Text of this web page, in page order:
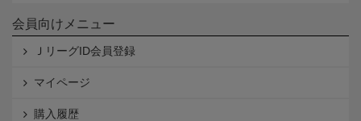
会員向けメニュー
ＪリーグID会員登録
マイページ
購入履歴